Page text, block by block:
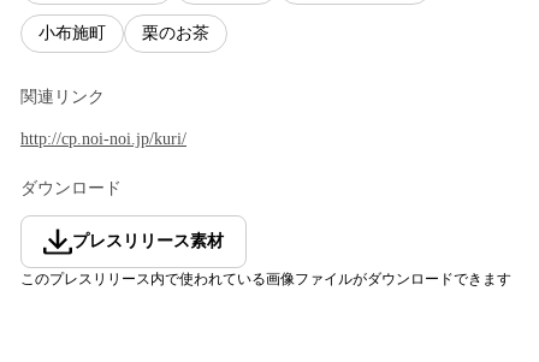
小布施町 栗のお茶
関連リンク
http://cp.noi-noi.jp/kuri/
ダウンロード
プレスリリース素材
このプレスリリース内で使われている画像ファイルがダウンロードできます